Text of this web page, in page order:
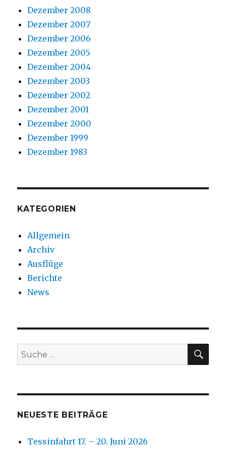
Dezember 2008
Dezember 2007
Dezember 2006
Dezember 2005
Dezember 2004
Dezember 2003
Dezember 2002
Dezember 2001
Dezember 2000
Dezember 1999
Dezember 1983
KATEGORIEN
Allgemein
Archiv
Ausflüge
Berichte
News
Suche
nach:
NEUESTE BEITRÄGE
Tessinfahrt 17. – 20. Juni 2026